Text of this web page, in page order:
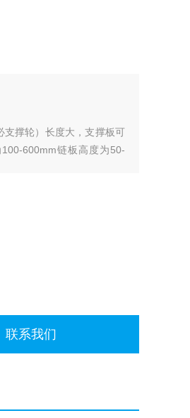
支撑轮）长度大，支撑板可
600mm链板高度为50-
联系我们